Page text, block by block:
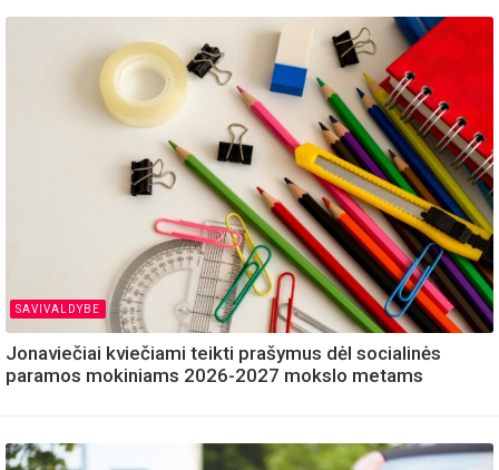
SAVIVALDYBE
Jonaviečiai kviečiami teikti prašymus dėl socialinės
paramos mokiniams 2026-2027 mokslo metams